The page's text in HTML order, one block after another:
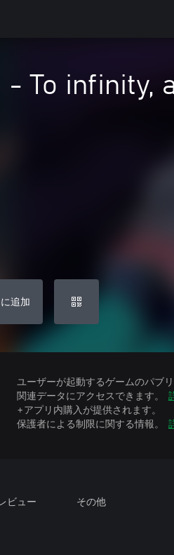
To infinity,
追加
ユーザーが起動するゲームのパブ
関連データにアクセスできます。
+アプリ内購入が提供されます。
保護者による制限に関する情報。
ビュー その他